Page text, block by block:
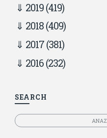
2019(419)
2018(409)
2017(381)
2016(232)
SEARCH
Αναζητηση